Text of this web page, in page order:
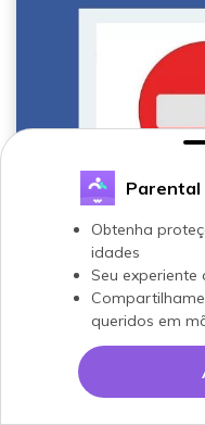
Parental
Obtenha
idades
Seu
queridos em
Como bloquear o
computador
bloquear Facebook